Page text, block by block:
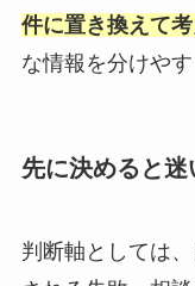
件に置き換えて
な情報を分けやす
先に決めると
判断軸としては